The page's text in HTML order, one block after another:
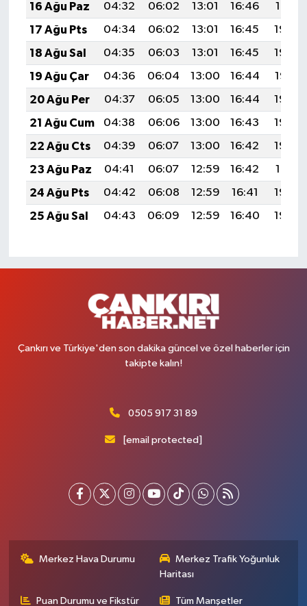
16 Ağu Paz
04:32 06:02 13:01 16:46
19:51
17 Ağu Pts
04:34 06:02 13:01 16:45
19:49
18 Ağu Sal
04:35 06:03 13:01 16:45
19:48
19 Ağu Çar
04:36 06:04 13:00 16:44
19:47
20 Ağu Per
04:37 06:05 13:00 16:44
19:46
21 Ağu Cum
04:38 06:06 13:00 16:43
19:44
22 Ağu Cts
04:39 06:07 13:00 16:42
19:43
23 Ağu Paz
04:41 06:07 12:59 16:42
19:41
24 Ağu Pts
04:42 06:08 12:59 16:41
19:40
25 Ağu Sal
04:43 06:09 12:59 16:40 19:39
Çankırı ve Türkiye'den son dakika güncel ve özel haberler için
takipte kalın!
0505 917 31 89
[email protected]
Merkez Hava Durumu
Merkez Trafik Yoğunluk
Haritası
Puan Durumu ve Fikstür Tüm Manşetler